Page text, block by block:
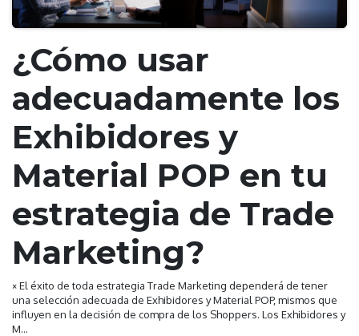
¿Cómo usar
adecuadamente los
Exhibidores y
Material POP en tu
estrategia de Trade
Marketing?
× El éxito de toda estrategia Trade Marketing dependerá de tener
una selección adecuada de Exhibidores y Material POP, mismos que
influyen en la decisión de compra de los Shoppers. Los Exhibidores y
M...